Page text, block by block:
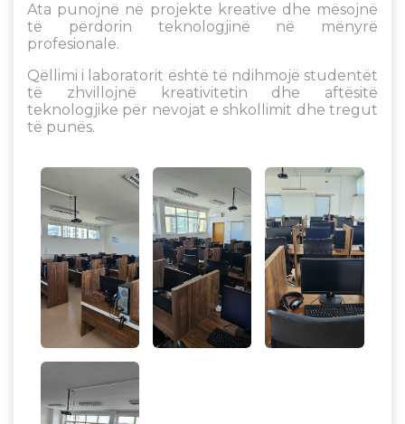
Ata punojnë në projekte kreative dhe mësojnë
të përdorin teknologjinë në mënyrë
profesionale.
Qëllimi i laboratorit është të ndihmojë studentët
të zhvillojnë kreativitetin dhe aftësitë
teknologjike për nevojat e shkollimit dhe tregut
të punës.